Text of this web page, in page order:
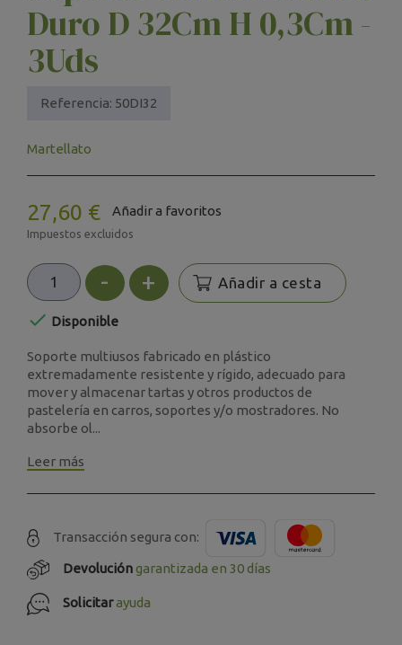
Duro D 32Cm H 0,3Cm -
3Uds
Referencia: 50DI32
Martellato
27,60 € Añadir a favoritos
Impuestos excluidos
- + Añadir a cesta
 Disponible
Soporte multiusos fabricado en plástico
extremadamente resistente y rígido, adecuado para
mover y almacenar tartas y otros productos de
pastelería en carros, soportes y/o mostradores. No
absorbe ol...
Leer más
Transacción segura con:
Devolucióngarantizada en 30 días
Solicitarayuda